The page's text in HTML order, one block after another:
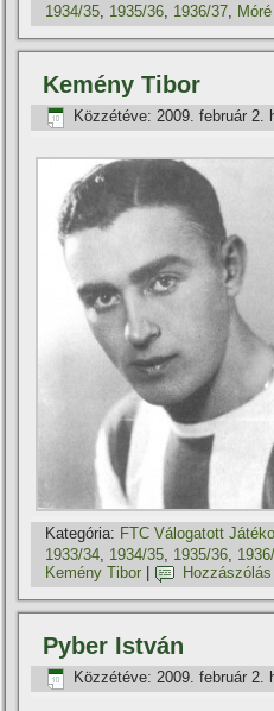
1934/35, 1935/36, 1936/37,
Kemény Tibor
Közzétéve: 2009. február 2.
Kategória: FTC Válogatott
1933/34 1934/35 1935/36
Kemény Tibor
Pyber István
Közzétéve: 2009. február 2.